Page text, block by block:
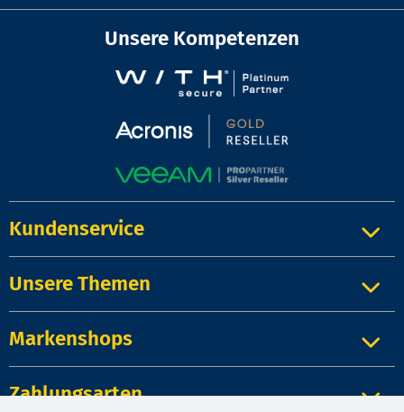
Unsere Kompetenzen
Kundenservice
Unsere Themen
Markenshops
Zahlungsarten